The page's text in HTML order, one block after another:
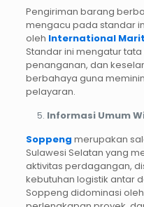
Pengiriman barang
mengacu pada standar
oleh International
Standar ini mengatur
penanganan, dan
berbahaya guna
pelayaran.
Informasi Umum
Soppeng merupakan
Sulawesi Selatan yang
aktivitas perdagangan,
kebutuhan logistik antar
Soppeng didominasi